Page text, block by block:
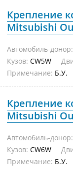
Крепление
Mitsubishi
Автомобиль-донор:
Кузов: CW5W
Примечание: Б.У.
Крепление
Mitsubishi
Автомобиль-донор:
Кузов: CW6W
Примечание: Б.У.